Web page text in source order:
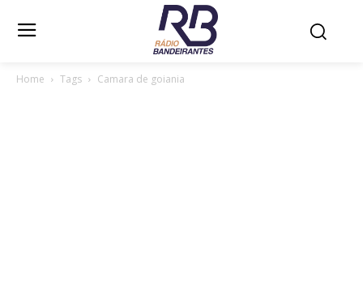
Home Tags Camara de goiania